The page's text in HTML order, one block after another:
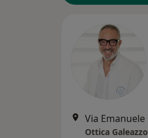
Ottica Galeazzo